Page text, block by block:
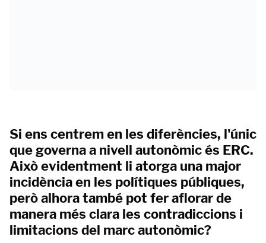
Si ens centrem en les diferències, l'únic
que governa a nivell autonòmic és ERC.
Això evidentment li atorga una major
incidència en les polítiques públiques,
però alhora també pot fer aflorar de
manera més clara les contradiccions i
limitacions del marc autonòmic?